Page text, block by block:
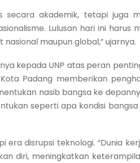
akademik, tetapi juga
Lulusan hari ini harus
maupun global,” ujarnya.
kepada UNP atas peran
Padang memberikan
nasib bangsa ke
seperti apa kondisi bangsa
disrupsi teknologi. “Dunia
diri, meningkatkan